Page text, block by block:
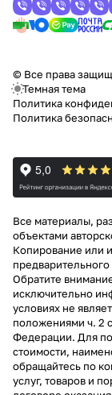
© Все права
Темная тема
Политика
Политика
Все материалы,
объектами
Копирование или
Обратите
исключительно
условиях не
положениями ч. 2
Федерации. Для
стоимости,
обращайтесь по
услуг, товаров и